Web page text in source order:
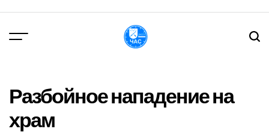
вмісту
Разбойное нападение на
храм